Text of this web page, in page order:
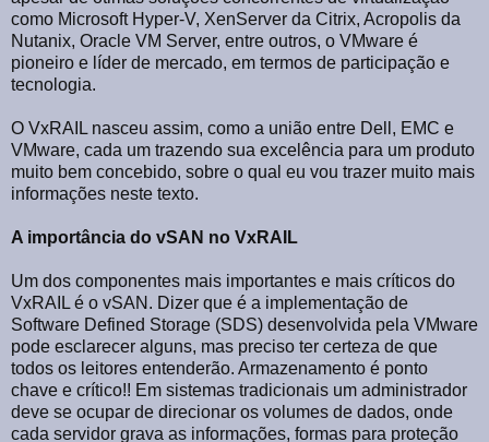
como Microsoft Hyper-V, XenServer da Citrix, Acropolis da
Nutanix, Oracle VM Server, entre outros, o VMware é
pioneiro e líder de mercado, em termos de participação e
tecnologia.
O VxRAIL nasceu assim, como a união entre Dell, EMC e
VMware, cada um trazendo sua excelência para um produto
muito bem concebido, sobre o qual eu vou trazer muito mais
informações neste texto.
A importância do vSAN no VxRAIL
Um dos componentes mais importantes e mais críticos do
VxRAIL é o vSAN. Dizer que é a implementação de
Software Defined Storage (SDS) desenvolvida pela VMware
pode esclarecer alguns, mas preciso ter certeza de que
todos os leitores entenderão. Armazenamento é ponto
chave e crítico!! Em sistemas tradicionais um administrador
deve se ocupar de direcionar os volumes de dados, onde
cada servidor grava as informações, formas para proteção